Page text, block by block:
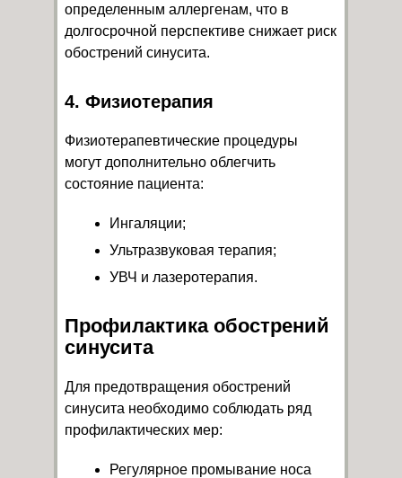
определенным аллергенам, что в
долгосрочной перспективе снижает риск
обострений синусита.
4. Физиотерапия
Физиотерапевтические процедуры
могут дополнительно облегчить
состояние пациента:
Ингаляции;
Ультразвуковая терапия;
УВЧ и лазеротерапия.
Профилактика обострений
синусита
Для предотвращения обострений
синусита необходимо соблюдать ряд
профилактических мер:
Регулярное промывание носа